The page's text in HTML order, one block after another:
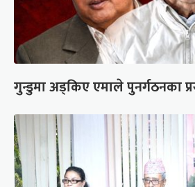
गुन्डुमा अड्किए एमाले पुनर्गठनका